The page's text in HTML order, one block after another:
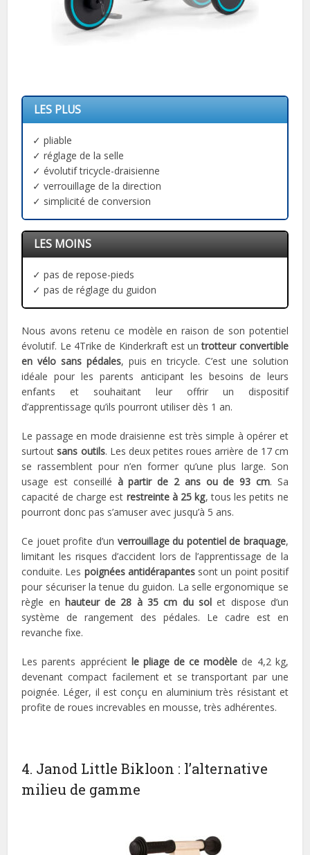
LES PLUS
✓ pliable
✓ réglage de la selle
✓ évolutif tricycle-draisienne
✓ verrouillage de la direction
✓ simplicité de conversion
LES MOINS
✓ pas de repose-pieds
✓ pas de réglage du guidon
Nous avons retenu ce modèle en raison de son potentiel
évolutif. Le 4Trike de Kinderkraft est untrotteur convertible
en vélo sans pédales, puis en tricycle. C’est une solution
idéale pour les parents anticipant les besoins de leurs
enfants et souhaitant leur offrir un dispositif
d’apprentissage qu’ils pourront utiliser dès 1 an.
Le passage en mode draisienne est très simple à opérer et
surtoutsans outils. Les deux petites roues arrière de 17 cm
se rassemblent pour n’en former qu’une plus large. Son
usage est conseillé à partir de 2 ans ou de 93 cm. Sa
capacité de charge est restreinte à 25 kg, tous les petits ne
pourront donc pas s’amuser avec jusqu’à 5 ans.
Ce jouet profite d’un verrouillage du potentiel de braquage,
limitant les risques d’accident lors de l’apprentissage de la
conduite. Les poignées antidérapantessont un point positif
pour sécuriser la tenue du guidon. La selle ergonomique se
règle en hauteur de 28 à 35 cm du solet dispose d’un
système de rangement des pédales. Le cadre est en
revanche fixe.
Les parents apprécient le pliage de ce modèle de 4,2 kg,
devenant compact facilement et se transportant par une
poignée. Léger, il est conçu en aluminium très résistant et
profite de roues increvables en mousse, très adhérentes.
4. Janod Little Bikloon : l’alternative
milieu de gamme